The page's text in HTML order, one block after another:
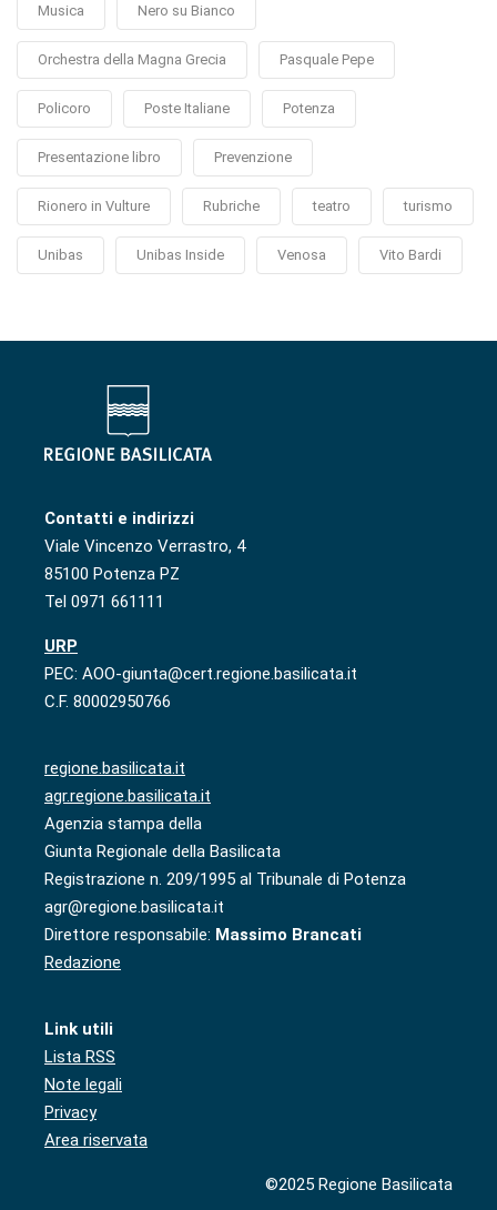
Musica Nero su Bianco
Orchestra della Magna Grecia Pasquale Pepe
Policoro Poste Italiane Potenza
Presentazione libro Prevenzione
Rionero in Vulture Rubriche teatro turismo
Unibas Unibas Inside Venosa Vito Bardi
Contatti e indirizzi
Viale Vincenzo Verrastro, 4
85100 Potenza PZ
Tel 0971 661111
URP
PEC: AOO-giunta@cert.regione.basilicata.it
C.F. 80002950766
regione.basilicata.it
agr.regione.basilicata.it
Agenzia stampa della
Giunta Regionale della Basilicata
Registrazione n. 209/1995 al Tribunale di Potenza
agr@regione.basilicata.it
Direttore responsabile: Massimo Brancati
Redazione
Link utili
Lista RSS
Note legali
Privacy
Area riservata
©2025 Regione Basilicata